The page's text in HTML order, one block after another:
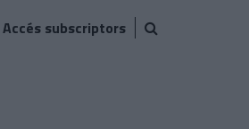
Accés subscriptors